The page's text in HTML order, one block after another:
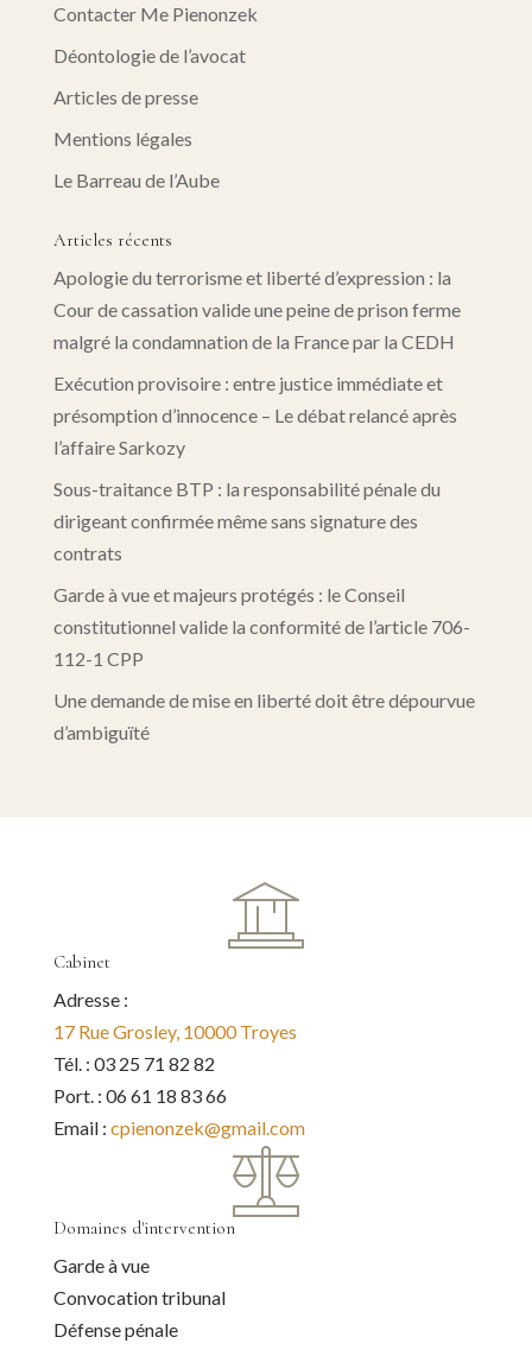
Contacter Me Pienonzek
Déontologie de l’avocat
Articles de presse
Mentions légales
Le Barreau de l’Aube
Articles récents
Apologie du terrorisme et liberté d’expression : la
Cour de cassation valide une peine de prison ferme
malgré la condamnation de la France par la CEDH
Exécution provisoire : entre justice immédiate et
présomption d’innocence – Le débat relancé après
l’affaire Sarkozy
Sous-traitance BTP : la responsabilité pénale du
dirigeant confirmée même sans signature des
contrats
Garde à vue et majeurs protégés : le Conseil
constitutionnel valide la conformité de l’article 706-
112-1 CPP
Une demande de mise en liberté doit être dépourvue
d’ambiguïté
Cabinet
Adresse :
17 Rue Grosley, 10000 Troyes
Tél. : 03 25 71 82 82
Port. : 06 61 18 83 66
Email : cpienonzek@gmail.com
Domaines d'intervention
Garde à vue
Convocation tribunal
Défense pénale